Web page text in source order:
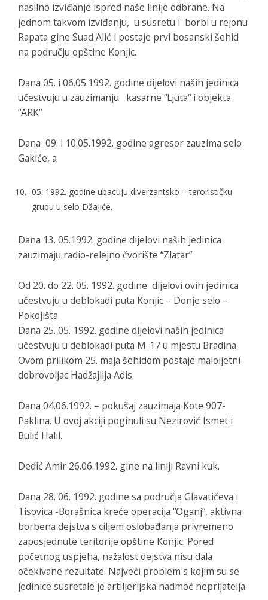
nasilno izviđanje ispred naše linije odbrane. Na
jednom takvom izviđanju, u susretu i borbi u rejonu
Rapata gine Suad Alić i postaje prvi bosanski šehid
na području opštine Konjic.
Dana 05. i 06.05.1992. godine dijelovi naših jedinica
učestvuju u zauzimanju kasarne “Ljuta“ i objekta
“ARK”
Dana 09. i 10.05.1992. godine agresor zauzima selo
Gakiće, a
05. 1992. godine ubacuju diverzantsko – terorističku
grupu u selo Džajiće.
Dana 13. 05.1992. godine dijelovi naših jedinica
zauzimaju radio-relejno čvorište “Zlatar”
Od 20. do 22. 05. 1992. godine dijelovi ovih jedinica
učestvuju u deblokadi puta Konjic – Donje selo –
Pokojišta.
Dana 25. 05. 1992. godine dijelovi naših jedinica
učestvuju u deblokadi puta M-17 u mjestu Bradina.
Ovom prilikom 25. maja šehidom postaje maloljetni
dobrovoljac Hadžajlija Adis.
Dana 04.06.1992. – pokušaj zauzimaja Kote 907-
Paklina. U ovoj akciji poginuli su Nezirović Ismet i
Bulić Halil.
Dedić Amir 26.06.1992. gine na liniji Ravni kuk.
Dana 28. 06. 1992. godine sa područja Glavatičeva i
Tisovica -Borašnica kreće operacija “Oganj”, aktivna
borbena dejstva s ciljem oslobađanja privremeno
zaposjednute teritorije opštine Konjic. Pored
početnog uspjeha, nažalost dejstva nisu dala
očekivane rezultate. Najveći problem s kojim su se
jedinice susretale je artiljerijska nadmoć neprijatelja.